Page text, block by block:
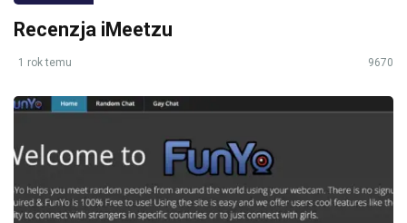
Recenzja iMeetzu
1 rok temu 9670